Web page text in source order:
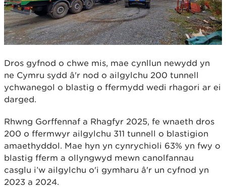
Dros gyfnod o chwe mis, mae cynllun newydd yn
ne Cymru sydd â'r nod o ailgylchu 200 tunnell
ychwanegol o blastig o ffermydd wedi rhagori ar ei
darged.
Rhwng Gorffennaf a Rhagfyr 2025, fe wnaeth dros
200 o ffermwyr ailgylchu 311 tunnell o blastigion
amaethyddol. Mae hyn yn cynrychioli 63% yn fwy o
blastig fferm a ollyngwyd mewn canolfannau
casglu i’w ailgylchu o'i gymharu â'r un cyfnod yn
2023 a 2024.